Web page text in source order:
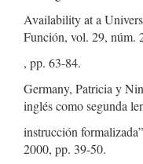
Availability at a
Función, vol. 29, núm.
, pp. 63-84.
Germany, Patricia y
inglés como segunda
instrucción
2000, pp. 39-50.